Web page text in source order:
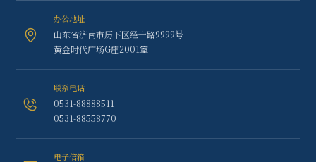
办公地址
山东省济南市历下区经十路9999号
黄金时代广场G座2001室
联系电话
0531-88888511
0531-88558770
电子信箱